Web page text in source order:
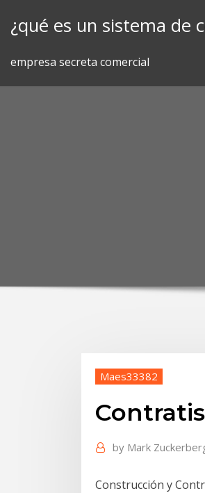
¿qué es un sistema de
empresa secreta comercial
Maes33382
by Mark
Construcción y